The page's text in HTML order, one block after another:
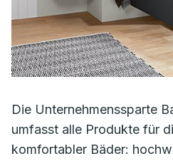
Die Unternehmenssparte
umfasst alle Produkte für
komfortabler Bäder: